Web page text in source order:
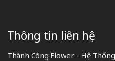
Thông tin liên hệ
Thành Công Flower - Hệ